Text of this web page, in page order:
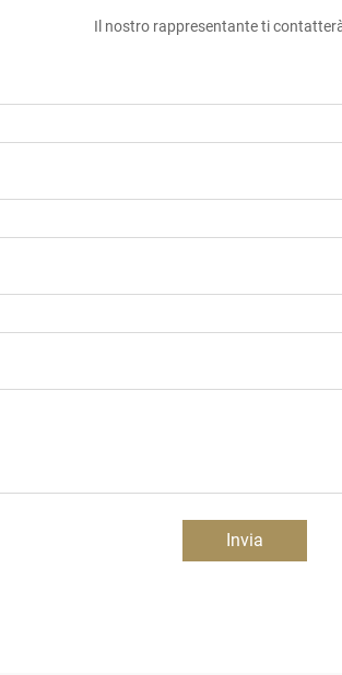
Il nostro rappresentante ti
Invia